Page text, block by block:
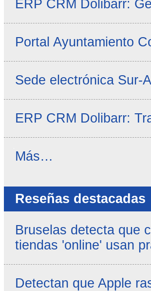
ERP CRM Dolibarr:
Portal Ayuntamiento
Sede electrónica Sur-
ERP CRM Dolibarr:
Noticias
Más…
Reseñas destacadas
Bruselas detecta que
tiendas 'online' usan
Detectan que Apple